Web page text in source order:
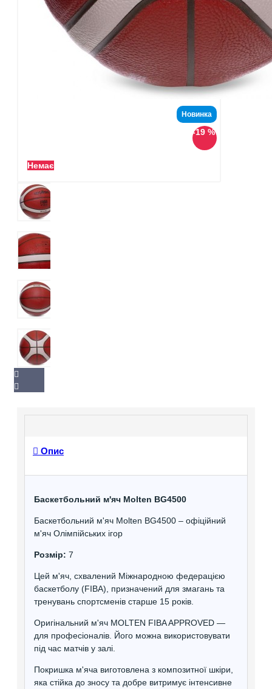
Новинка
-19 %
Немає
Опис
Баскетбольний м'яч Molten BG4500
Баскетбольний м'яч Molten BG4500 – офіційний
м'яч Олімпійських ігор
Розмір: 7
Цей м'яч, схвалений Міжнародною федерацією
баскетболу (FIBA), призначений для змагань та
тренувань спортсменів старше 15 років.
Оригінальний м'яч MOLTEN FIBA APPROVED —
для професіоналів. Його можна використовувати
під час матчів у залі.
Покришка м'яча виготовлена з композитної шкіри,
яка стійка до зносу та добре витримує інтенсивне